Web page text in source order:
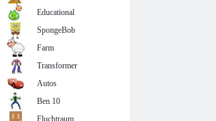
Educational
SpongeBob
Farm
Transformer
Autos
Ben 10
Fluchtraum